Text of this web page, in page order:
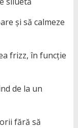
și să calmeze
frizz, în funcție
de la un
fără să